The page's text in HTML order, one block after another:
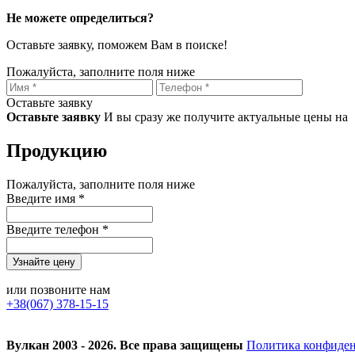
Не можете определиться?
Оставьте заявку, поможем Вам в поиске!
Пожалуйста, заполните поля ниже
Оставьте заявку
Оставьте заявку И вы сразу же получите актуальные цены на
Продукцию
Пожалуйста, заполните поля ниже
Введите имя *
Введите телефон *
или позвоните нам
+38(067) 378-15-15
Вулкан 2003 - 2026. Все права защищены Политика